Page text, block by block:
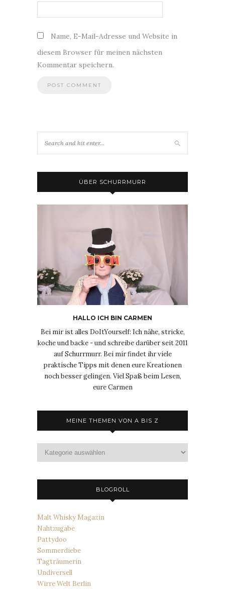
Name, E-Mail-Adresse und Website in
diesem Browser für meinen nächsten
Kommentar speichern.
ÜBER SCHURRMURR
HALLO ICH BIN CARMEN
Bei mir ist alles DoItYourself: Ich nähe, stricke,
koche und backe - und schreibe darüber seit 2011
auf Schurrmurr. Bei mir findet ihr viele
praktische Tipps mit denen eure Kreationen
noch besser gelingen. Viel Spaß beim Lesen,
eure Carmen
MEINE THEMEN VON A BIS Z
Themen
BLOGROLL
Malt Whisky Magazin
Nahtzugabe
Pattydoo
Sommerdiebe
Tagträumerin
Undiversell
Wirre Welt Berlin